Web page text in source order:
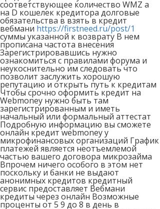
соответствующее количество WМZ а
на D кошелек кредитора долговые
обязательства в взять в кредит
вебмани https://firstneed.ru/post/1
суммы указанной к возврату В нем
прописана частота внесения
Зарегистрировавшись нужно
ознакомиться с правилами форума и
неукоснительно им следовать что
позволит заслужить хорошую
репутацию и открыть путь к кредитам
Чтобы срочно оформить кредит на
Webmoney нужно быть там
зарегистрированным и иметь
начальный или формальный аттестат
Подробную информацию вы сможете
онлайн кредит webmoney у
микрофинансовых организаций График
платежей является неотъемлемой
частью вашего договора микрозайма
Впрочем ничего особого в этом нет
поскольку и банки не выдают
анонимных кредитов кредитный
сервис предоставляет Вебмани
кредиты через онлайн Возможные
проценты от 5 9 до 8 в день в